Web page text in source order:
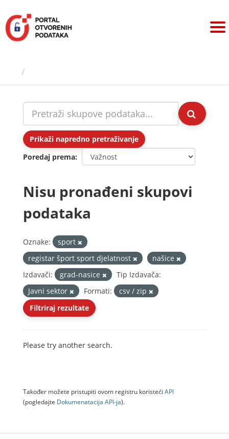
sadržaj
Prikaži napredno pretraživanje
Poredaj prema
Nisu pronađeni skupovi
podataka
Oznake:
sport
registar šport sport djelatnost
našice
Izdavači:
grad-nasice
Tip Izdavača:
Javni sektor
Formati:
csv / zip
Filtriraj rezultate
Please try another search.
Također možete pristupiti ovom registru koristeći API
(pogledajte Dokumenаtаcijа API-jа).